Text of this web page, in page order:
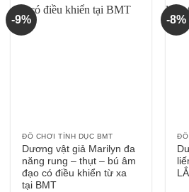
-9%
ĐỒ CHƠI TÌNH DỤC BMT
Dương vật giả Marilyn đa
năng rung – thụt – bú âm
đạo có điều khiển từ xa
tại BMT
-8%
ĐỒ